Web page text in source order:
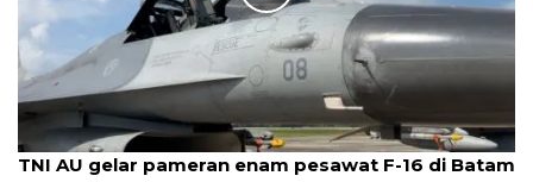
TNI AU gelar pameran enam pesawat F-16 di Batam